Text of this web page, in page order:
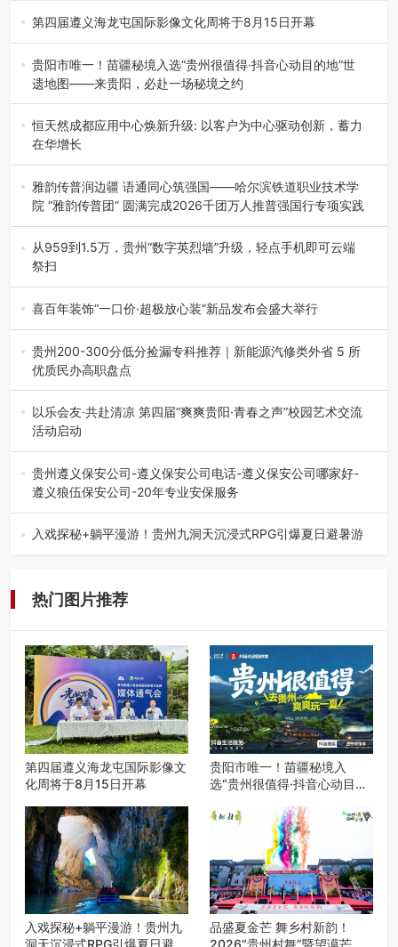
第四届遵义海龙屯国际影像文化周将于8月15日开幕
8月7日，第四届遵义海龙屯国际影像文化周媒体通气会在世
界文化遗产地海龙屯核心景区…
贵阳市唯一！苗疆秘境入选“贵州很值得·抖音心动目的地”世
遗地图——来贵阳，必赴一场秘境之约
2026年7月21日，2026年“贵州很值得”暨抖音“心动目的
地”（贵州站）主题…
恒天然成都应用中心焕新升级: 以客户为中心驱动创新，蓄力
在华增长
融合全球研发实力与本土洞察，深化客户共创，赋能西南市
场创新发展 （7月27日，成…
雅韵传普润边疆 语通同心筑强国——哈尔滨铁道职业技术学
院 “雅韵传普团” 圆满完成2026千团万人推普强国行专项实践
为扎实推进2026“千团万人推普强国行”大学生暑期社会实
践，牢牢紧扣 “雅韵传普…
从959到1.5万，贵州“数字英烈墙”升级，轻点手机即可云端
祭扫
八一建军节到来之际，由贵州省退役军人事务厅指导，贵阳
市退役军人事务局联合贵州广电…
喜百年装饰“一口价·超极放心装”新品发布会盛大举行
2026年7月31日，喜百年装饰“一口价·超极放心装”新品发布
会在贵阳隆重举行。…
贵州200-300分低分捡漏专科推荐｜新能源汽修类外省 5 所
优质民办高职盘点
在贵州省高考志愿填报体系中，200至300分数段考生可选择
的省内工科、新能源汽车…
以乐会友·共赴清凉 第四届“爽爽贵阳·青春之声”校园艺术交流
活动启动
七月的贵阳，清风送爽，第四届“爽爽贵阳·青春之声”校园管
弦乐（合唱）艺术交流活动…
贵州遵义保安公司-遵义保安公司电话-遵义保安公司哪家好-
遵义狼伍保安公司-20年专业安保服务
在遵义，不管是企业园区运营、小区物业管理、建筑工地施
工、商业商场经营，还是举办各…
入戏探秘+躺平漫游！贵州九洞天沉浸式RPG引爆夏日避暑游
热门图片推荐
第四届遵义海龙屯国际影像文
化周将于8月15日开幕
贵阳市唯一！苗疆秘境入
选“贵州很值得·抖音心动目的
赴一场秘境之约
入戏探秘+躺平漫游！贵州九
洞天沉浸式RPG引爆夏日避暑
品盛夏金芒 舞乡村新韵！
2026“贵州村舞”暨望谟芒果